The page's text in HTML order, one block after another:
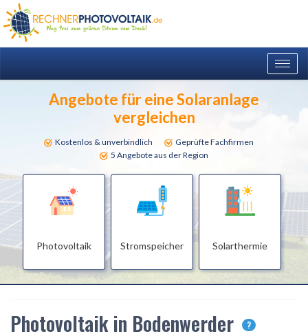
Angebote für eine Solaranlage
vergleichen
Kostenlos & unverbindlich
Geprüfte Fachfirmen
5 Angebote aus der Region
Photovoltaik Stromspeicher Solarthermie
Photovoltaik in Bodenwerder ?